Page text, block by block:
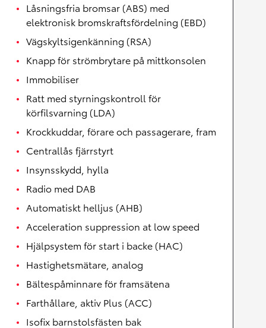
Låsningsfria bromsar (ABS) med
elektronisk bromskraftsfördelning (EBD)
Vägskyltsigenkänning (RSA)
Knapp för strömbrytare på mittkonsolen
Immobiliser
Ratt med styrningskontroll för
körfilsvarning (LDA)
Krockkuddar, förare och passagerare, fram
Centrallås fjärrstyrt
Insynsskydd, hylla
Radio med DAB
Automatiskt helljus (AHB)
Acceleration suppression at low speed
Hjälpsystem för start i backe (HAC)
Hastighetsmätare, analog
Bältespåminnare för framsätena
Farthållare, aktiv Plus (ACC)
Isofix barnstolsfästen bak